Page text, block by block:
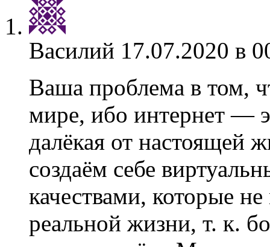
Василий 17.07.2020 в
Ваша проблема в том,
мире, ибо интернет —
далёкая от настоящей
создаём себе
качествами, которые
реальной жизни, т. к.